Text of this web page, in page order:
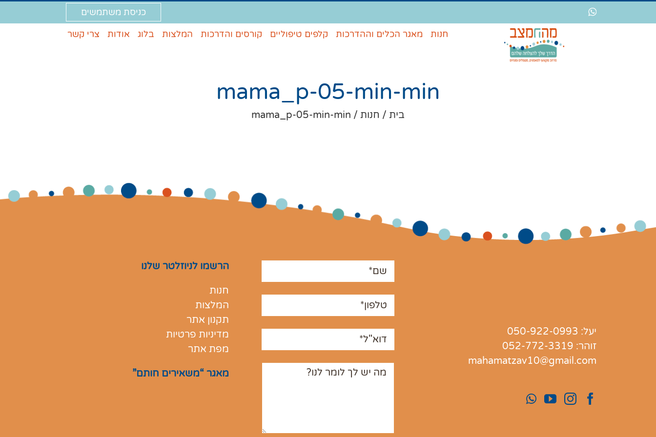
לתוכן
WhatsApp כניסת משתמשים
חנות מאגר הכלים וההדרכות קלפים טיפוליים קורסים והדרכות המלצות בלוג אודות צרי קשר
mama_p-05-min-min
בית / חנות /
mama_p-05-min-min
יעל: 050-922-0993
זוהר: 052-772-3319
mahamatzav10@gmail.com
הרשמו לניוזלטר שלנו
חנות
המלצות
תקנון אתר
מדיניות פרטיות
מפת אתר
מאגר “משאירים חותם”